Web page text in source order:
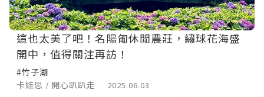
這也太美了吧！名陽匍休閒農莊，繡球花海盛
開中，值得關注再訪！
#竹子湖
卡娃思 / 開心趴趴走
2025.06.03